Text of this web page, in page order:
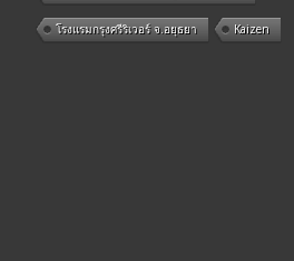
โรงแรมกรุงศรีริเวอร์ จ.อยุธยา Kaizen